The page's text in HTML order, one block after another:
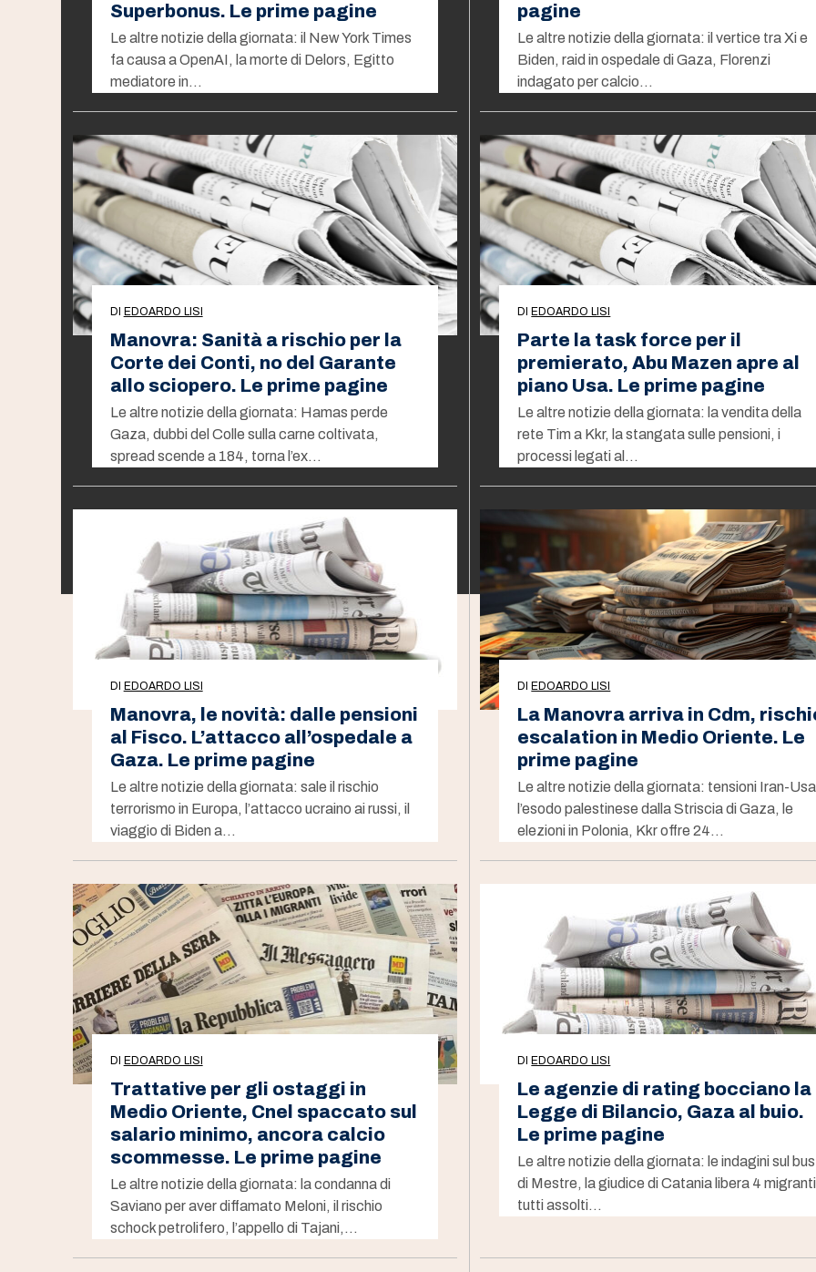
Superbonus. Le prime pagine
Le altre notizie della giornata: il New York Times
fa causa a OpenAI, la morte di Delors, Egitto
mediatore in…
pagine
Le altre notizie della giornata: il vertice tra Xi e
Biden, raid in ospedale di Gaza, Florenzi
indagato per calcio…
DI EDOARDO LISI
Manovra: Sanità a rischio per la
Corte dei Conti, no del Garante
allo sciopero. Le prime pagine
Le altre notizie della giornata: Hamas perde
Gaza, dubbi del Colle sulla carne coltivata,
spread scende a 184, torna l’ex…
DI EDOARDO LISI
Parte la task force per il
premierato, Abu Mazen apre al
piano Usa. Le prime pagine
Le altre notizie della giornata: la vendita della
rete Tim a Kkr, la stangata sulle pensioni, i
processi legati al…
DI EDOARDO LISI
Manovra, le novità: dalle pensioni
al Fisco. L’attacco all’ospedale a
Gaza. Le prime pagine
Le altre notizie della giornata: sale il rischio
terrorismo in Europa, l’attacco ucraino ai russi, il
viaggio di Biden a…
DI EDOARDO LISI
La Manovra arriva in Cdm,
escalation in Medio Oriente. Le
prime pagine
Le altre notizie della giornata: tensioni Iran-
l’esodo palestinese dalla Striscia di Gaza, le
elezioni in Polonia, Kkr offre 24…
DI EDOARDO LISI
Trattative per gli ostaggi in
Medio Oriente, Cnel spaccato sul
salario minimo, ancora calcio
scommesse. Le prime pagine
Le altre notizie della giornata: la condanna di
Saviano per aver diffamato Meloni, il rischio
schock petrolifero, l’appello di Tajani,…
DIEDOARDO LISI
Le agenzie di rating bocciano la
Legge di Bilancio, Gaza al buio.
Le prime pagine
Le altre notizie della giornata: le indagini sul bus
di Mestre, la giudice di Catania libera 4
tutti assolti…